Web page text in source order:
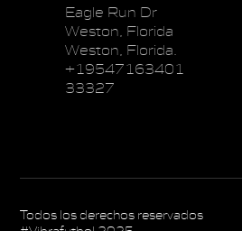
Eagle Run Dr
Weston, Florida
Weston, Florida.
+19547163401
33327
Todos los derechos reservados